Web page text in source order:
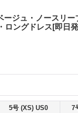
ジュ・ノースリ
ロングドレス[即日
5号 (XS) US0 7